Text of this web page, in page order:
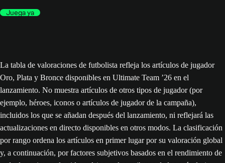
Juega ya
La tabla de valoraciones de futbolista refleja los artículos de jugador
Oro, Plata y Bronce disponibles en Ultimate Team ’26 en el
lanzamiento. No muestra artículos de otros tipos de jugador (por
ejemplo, héroes, iconos o artículos de jugador de la campaña),
incluidos los que se añadan después del lanzamiento, ni reflejará las
actualizaciones en directo disponibles en otros modos. La clasificación
por rango ordena los artículos en primer lugar por su valoración global
y, a continuación, por factores subjetivos basados en el rendimiento de